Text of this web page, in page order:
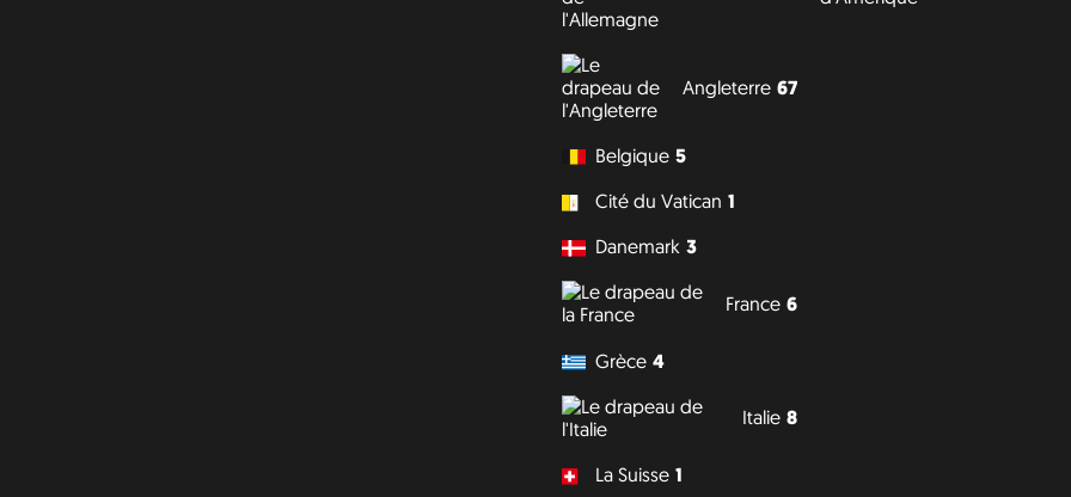
Angleterre 67
Belgique 5
Cité du Vatican 1
Danemark 3
France 6
Grèce 4
Italie 8
La Suisse 1